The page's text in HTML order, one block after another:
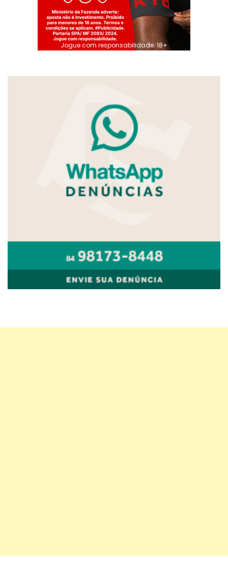
Jogue com responsabilidade. 18+